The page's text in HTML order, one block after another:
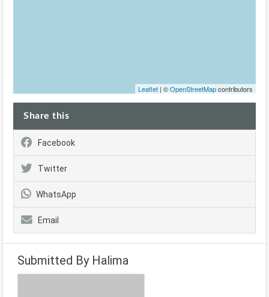
Leaflet | ©OpenStreetMapcontributors
Share this
Facebook
Twitter
WhatsApp
Email
Submitted By Halima